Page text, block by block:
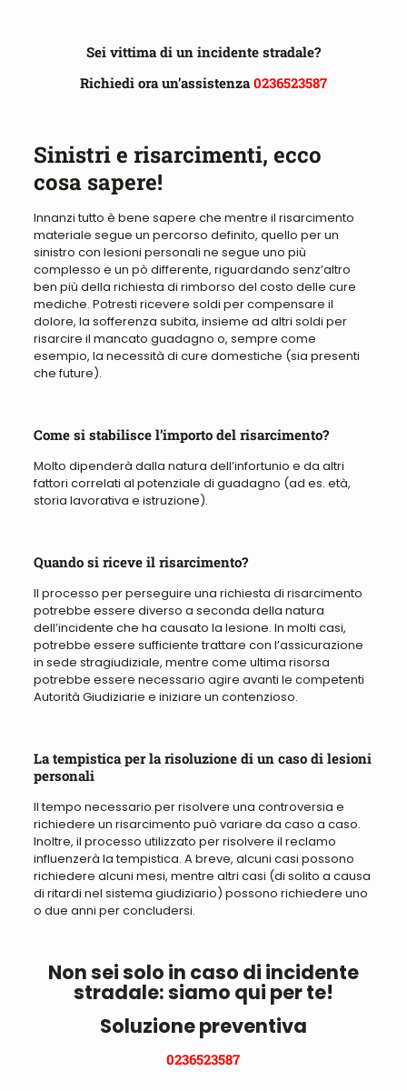
Sei vittima di un incidente stradale?
Richiedi ora un’assistenza 0236523587
Sinistri e risarcimenti, ecco
cosa sapere!
Innanzi tutto è bene sapere che mentre il risarcimento
materiale segue un percorso definito, quello per un
sinistro con lesioni personali ne segue uno più
complesso e un pò differente, riguardando senz’altro
ben più della richiesta di rimborso del costo delle cure
mediche. Potresti ricevere soldi per compensare il
dolore, la sofferenza subita, insieme ad altri soldi per
risarcire il mancato guadagno o, sempre come
esempio, la necessità di cure domestiche (sia presenti
che future).
Come si stabilisce l’importo del risarcimento?
Molto dipenderà dalla natura dell’infortunio e da altri
fattori correlati al potenziale di guadagno (ad es. età,
storia lavorativa e istruzione).
Quando si riceve il risarcimento?
Il processo per perseguire una richiesta di risarcimento
potrebbe essere diverso a seconda della natura
dell’incidente che ha causato la lesione. In molti casi,
potrebbe essere sufficiente trattare con l’assicurazione
in sede stragiudiziale, mentre come ultima risorsa
potrebbe essere necessario agire avanti le competenti
Autorità Giudiziarie e iniziare un contenzioso.
La tempistica per la risoluzione di un caso di lesioni
personali
Il tempo necessario per risolvere una controversia e
richiedere un risarcimento può variare da caso a caso.
Inoltre, il processo utilizzato per risolvere il reclamo
influenzerà la tempistica. A breve, alcuni casi possono
richiedere alcuni mesi, mentre altri casi (di solito a causa
di ritardi nel sistema giudiziario) possono richiedere uno
o due anni per concludersi.
Non sei solo in caso di incidente
stradale: siamo qui per te!
Soluzione preventiva
0236523587